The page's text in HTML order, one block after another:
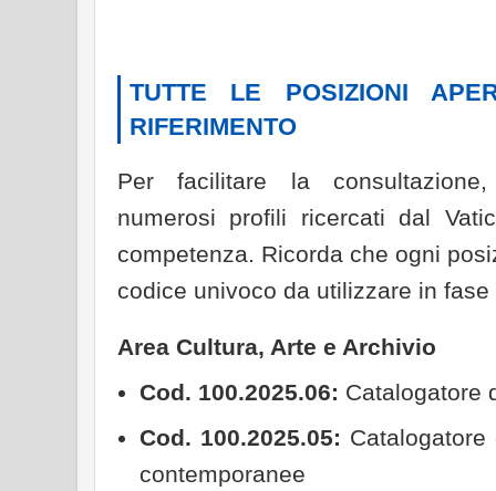
TUTTE LE POSIZIONI
RIFERIMENTO
Per facilitare la
numerosi profili ricercati dal
competenza. Ricorda che ogni
codice univoco da utilizzare in
Area Cultura, Arte e Archivio
Cod. 100.2025.06: Catalogatore
Cod. 100.2025.05:
contemporanee